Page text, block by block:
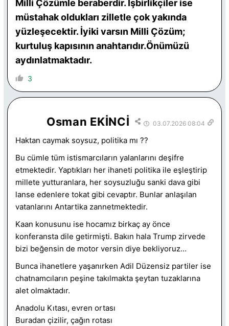
Milli Çözümle beraberdir. İşbirlikçiler ise
müstahak oldukları zilletle çok yakında
yüzleşecektir. İyiki varsın Milli Çözüm;
kurtuluş kapısının anahtarıdır.Önümüzü
aydınlatmaktadır.
3
Osman EKİNCİ 03.07.2026 08:04
Haktan caymak soysuz, politika mı ??
Bu cümle tüm istismarcıların yalanlarını deşifre
etmektedir. Yaptıkları her ihaneti politika ile eşleştirip
millete yutturanlara, her soysuzluğu sanki dava gibi
lanse edenlere tokat gibi cevaptır. Bunlar anlaşılan
vatanlarını Antartika zannetmektedir.
Kaan konusunu ise hocamız birkaç ay önce
konferansta dile getirmişti. Bakın hala Trump zirvede
bizi beğensin de motor versin diye bekliyoruz…
Bunca ihanetlere yaşanırken Adil Düzensiz partiler ise
chatnamcıların peşine takılmakta şeytan tuzaklarına
alet olmaktadır.
Anadolu Kıtası, evren ortası
Buradan çizilir, çağın rotası